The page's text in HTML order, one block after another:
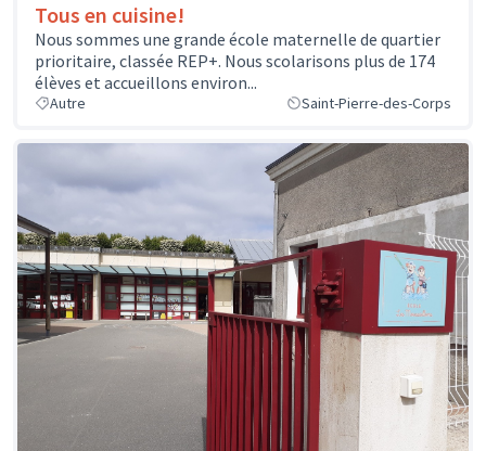
Tous en cuisine!
Nous sommes une grande école maternelle de quartier
prioritaire, classée REP+. Nous scolarisons plus de 174
élèves et accueillons environ...
Autre Saint-Pierre-des-Corps